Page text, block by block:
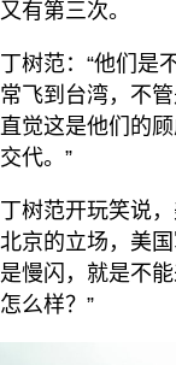
又有第三次。
丁树范：“他们是
常飞到台湾，不
直觉这是他们的
交代。”
丁树范开玩笑说，
北京的立场，美
是慢闪，就是不
怎么样？”